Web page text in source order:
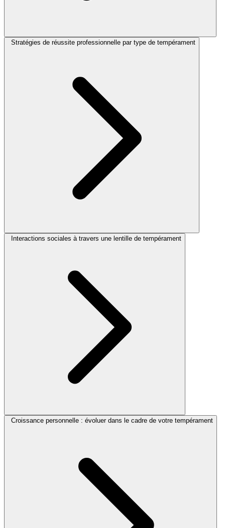
Stratégies de réussite professionnelle par type de tempérament
Interactions sociales à travers une lentille de tempérament
Croissance personnelle : évoluer dans le cadre de votre tempérament